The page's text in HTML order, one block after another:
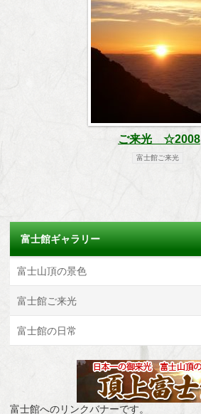
ご来光 ☆2008
富士館ご来光
富士館ギャラリー
富士山頂の景色
富士館ご来光
富士館の日常
富士館へのリンクバナーです。